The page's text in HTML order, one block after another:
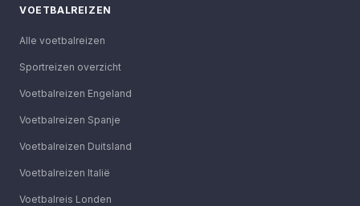
VOETBALREIZEN
Alle voetbalreizen
Sportreizen overzicht
Voetbalreizen Engeland
Voetbalreizen Spanje
Voetbalreizen Duitsland
Voetbalreizen Italië
Voetbalreis Londen